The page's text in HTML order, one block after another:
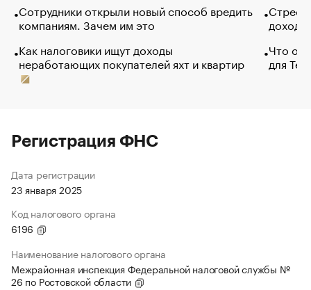
Сотрудники открыли новый способ вредить
компаниям. Зачем им это
Как налоговики ищут доходы
неработающих покупателей яхт и квартир
Что
для
Регистрация ФНС
Дата регистрации
23 января 2025
Код налогового органа
6196
Наименование налогового органа
Межрайонная инспекция Федеральной налоговой службы №
26 по Ростовской области